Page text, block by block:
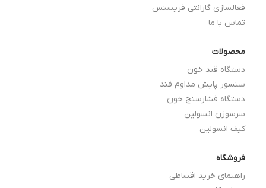
فعالسازی گارانتی فریسنس
تماس با ما
محصولات
دستگاه قند خون
سنسور پایش مداوم قند
دستگاه فشارسنج خون
سرسوزن انسولین
کیف انسولین
فروشگاه
راهنمای خرید اقساطی